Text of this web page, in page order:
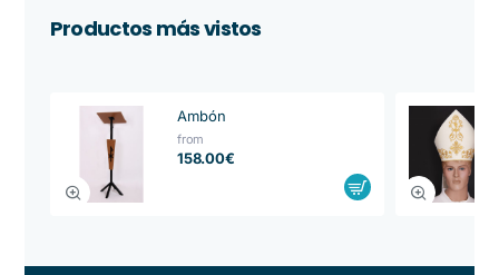
Productos más vistos
Ambón
from
158.00€